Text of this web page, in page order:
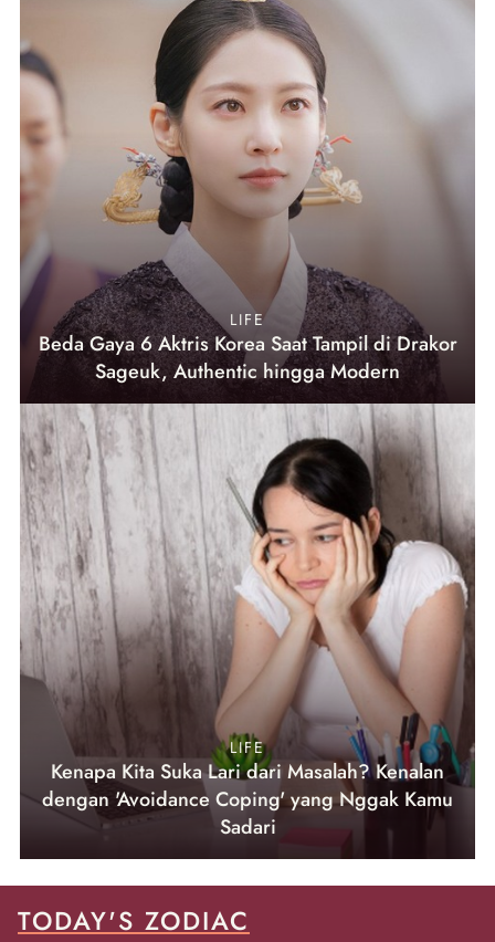
LIFE
Beda Gaya 6 Aktris Korea Saat Tampil di Drakor
Sageuk, Authentic hingga Modern
LIFE
Kenapa Kita Suka Lari dari Masalah? Kenalan
dengan 'Avoidance Coping' yang Nggak Kamu
Sadari
TODAY'S ZODIAC